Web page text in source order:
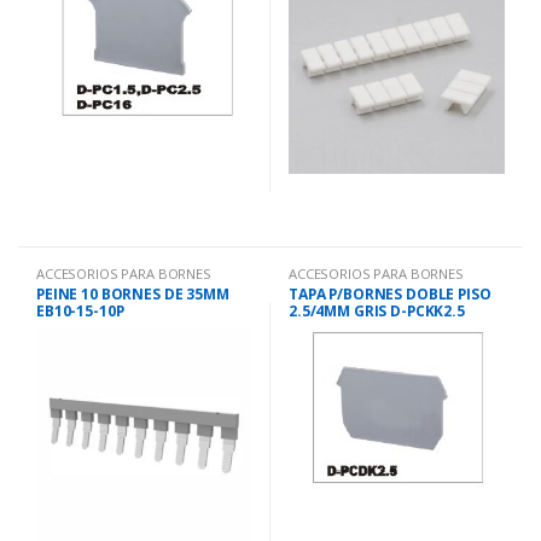
ACCESORIOS PARA BORNES
PEINE 10 BORNES DE 35MM
EB10-15-10P
ACCESORIOS PARA BORNES
TAPA P/BORNES DOBLE PISO
2.5/4MM GRIS D-PCKK2.5